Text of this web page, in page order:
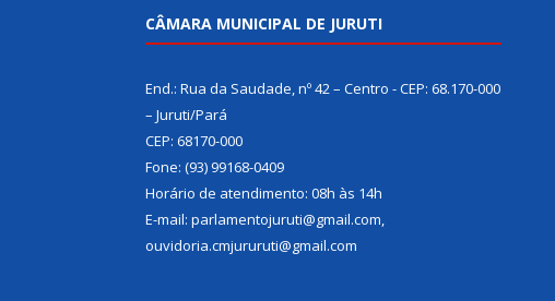
CÂMARA MUNICIPAL DE JURUTI
End.: Rua da Saudade, nº 42 – Centro - CEP: 68.170-000
– Juruti/Pará
CEP: 68170-000
Fone: (93) 99168-0409
Horário de atendimento: 08h às 14h
E-mail: parlamentojuruti@gmail.com,
ouvidoria.cmjururuti@gmail.com